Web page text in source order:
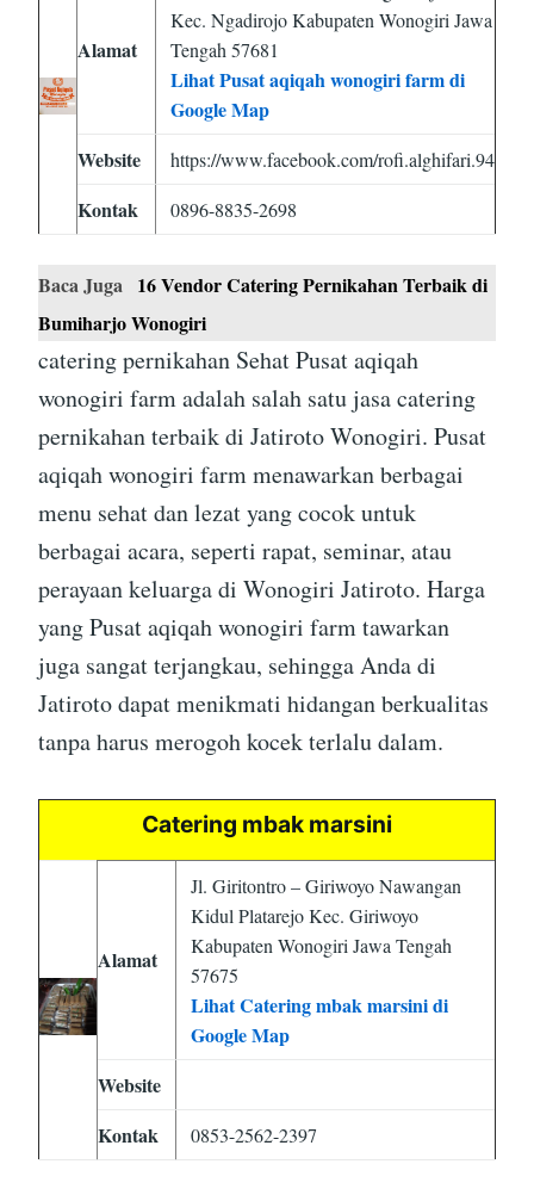
Alamat
Kec. Ngadirojo Kabupaten Wonogiri Jawa
Tengah 57681
Lihat Pusat aqiqah wonogiri farm di
Google Map
Website
https://www.facebook.com/rofi.alghifari.94
Kontak 0896-8835-2698
Baca Juga 16 Vendor Catering Pernikahan Terbaik di
Bumiharjo Wonogiri
catering pernikahan Sehat Pusat aqiqah
wonogiri farm adalah salah satu jasa catering
pernikahan terbaik di Jatiroto Wonogiri. Pusat
aqiqah wonogiri farm menawarkan berbagai
menu sehat dan lezat yang cocok untuk
berbagai acara, seperti rapat, seminar, atau
perayaan keluarga di Wonogiri Jatiroto. Harga
yang Pusat aqiqah wonogiri farm tawarkan
juga sangat terjangkau, sehingga Anda di
Jatiroto dapat menikmati hidangan berkualitas
tanpa harus merogoh kocek terlalu dalam.
Catering mbak marsini
Alamat
Jl. Giritontro – Giriwoyo Nawangan
Kidul Platarejo Kec. Giriwoyo
Kabupaten Wonogiri Jawa Tengah
57675
Lihat Catering mbak marsini di
Google Map
Website
Kontak
0853-2562-2397